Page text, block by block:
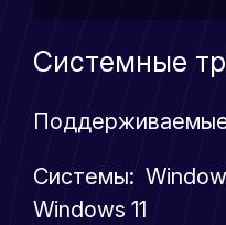
Системные
Системы:
Windows 11